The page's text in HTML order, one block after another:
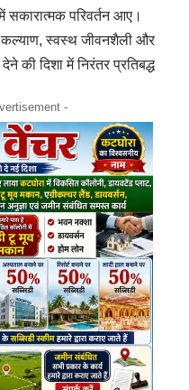
सकारात्मक परिवर्तन आए।
स्वस्थ जीवनशैली और
की दिशा में निरंतर प्रतिबद्ध
-